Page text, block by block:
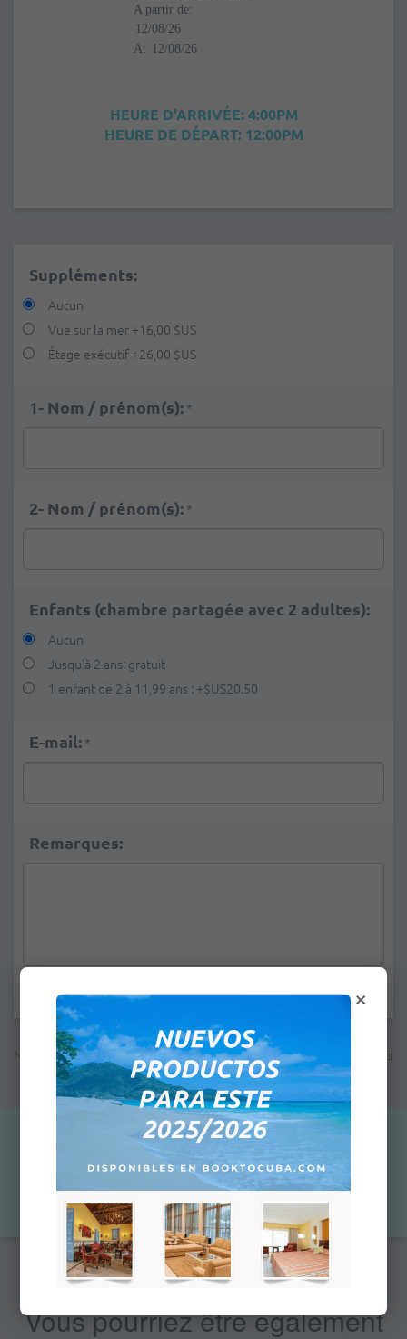
A partir de:
A:
HEURE D'ARRIVÉE: 4:00PM
HEURE DE DÉPART: 12:00PM
Suppléments:
Aucun
Vue sur la mer +16,00 $US
Étage exécutif +26,00 $US
1- Nom / prénom(s): *
2- Nom / prénom(s): *
Enfants (chambre partagée avec 2 adultes):
Aucun
Jusqu'à 2 ans: gratuit
1 enfant de 2 à 11,99 ans : +$US20.50
E-mail: *
Remarques:
Les champs marqués d'un astérisque * sont obligatoires.
Note: Le prix indiqué n'est pas le prix final; à la prochaine étape vous
verrez le prix total en fonction de la méthode de paiement
sélectionnée pour cette commande
Ajouter au panier
Vous pourriez être également
×